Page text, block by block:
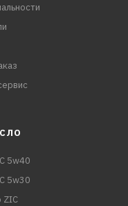
5w40
5w30
ZIC